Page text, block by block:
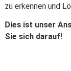
zu erkennen und
Dies ist unser
Sie sich darauf!